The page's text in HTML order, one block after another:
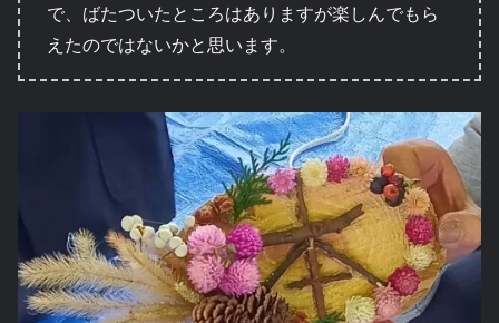
で、ばたついたところはありますが楽しんでもら
えたのではないかと思います。